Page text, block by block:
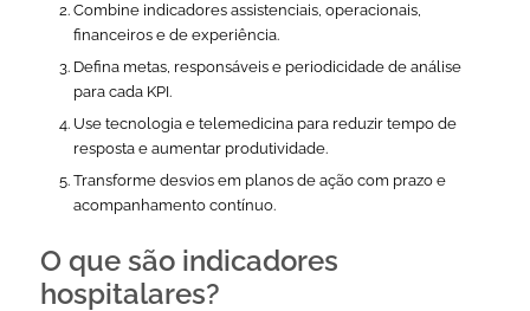
Combine indicadores assistenciais, operacionais,
financeiros e de experiência.
Defina metas, responsáveis e periodicidade de análise
para cada KPI.
Use tecnologia e telemedicina para reduzir tempo de
resposta e aumentar produtividade.
Transforme desvios em planos de ação com prazo e
acompanhamento contínuo.
O que são indicadores
hospitalares?